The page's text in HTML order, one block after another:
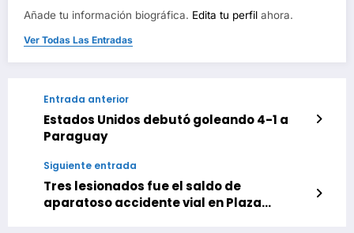
Añade tu información biográfica. Edita tu perfil ahora.
Ver Todas Las Entradas
Entrada anterior
Estados Unidos debutó goleando 4-1 a
Paraguay
Siguiente entrada
Tres lesionados fue el saldo de
aparatoso accidente vial en Plaza